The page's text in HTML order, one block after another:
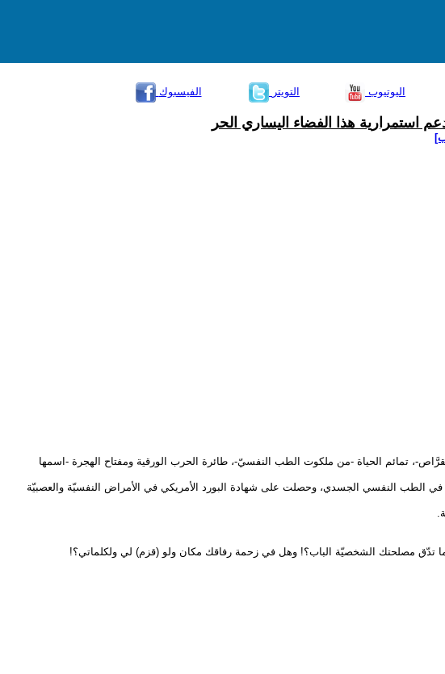
الفيسبوك
التويتر اليوتيوب
استمرارية هذا الفضاء اليساري الحر
، تمائم الحياة -من ملكوت الطب النفسيّ-، طائرة الحرب الورقية ومفتاح الهجرة -اسمها
الطب النفسي الجسدي، وحصلت على شهادة البورد الأمريكي في الأمراض النفسيّة والعصبيّة
تدّق مصلحتك الشخصيّة الباب؟! وهل في زحمة رفاقك مكان ولو (قزم) لي ولكلماتي؟!